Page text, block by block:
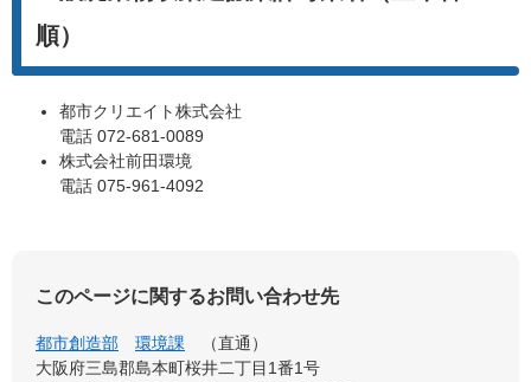
順）
都市クリエイト株式会社
電話 072-681-0089
株式会社前田環境
電話 075-961-4092
このページに関するお問い合わせ先
都市創造部 環境課
直通
大阪府三島郡島本町桜井二丁目1番1号